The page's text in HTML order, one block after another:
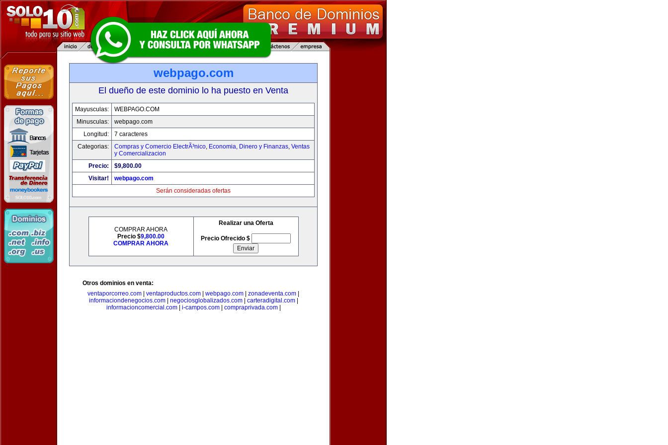
webpago.com
El dueño de este dominio lo ha puesto en Venta
Mayusculas:
WEBPAGO.COM
Minusculas:
webpago.com
Longitud:
7 caracteres
Categorias:
Compras y Comercio ElectrÃ³nico, Economia, Dinero y Finanzas, Ventas
y Comercializacion
Precio:
$9,800.00
Visitar!
webpago.com
Serán consideradas ofertas
COMPRAR AHORA
Precio $9,800.00
COMPRAR AHORA
Realizar una Oferta
Precio Ofrecido $
Otros dominios en venta:
ventaporcorreo.com
ventaproductos.com webpago.com zonadeventa.com
informaciondenegocios.com| negociosglobalizados.com| carteradigital.com|
informacioncomercial.com| i-campos.com| compraprivada.com|